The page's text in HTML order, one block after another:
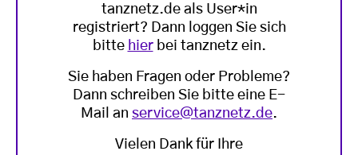
tanznetz.de als User*in
registriert? Dann loggen Sie sich
bitte hierbei tanznetz ein.
Sie haben Fragen oder Probleme?
Dann schreiben Sie bitte eine E-
Mail an service@tanznetz.de.
Vielen Dank für Ihre